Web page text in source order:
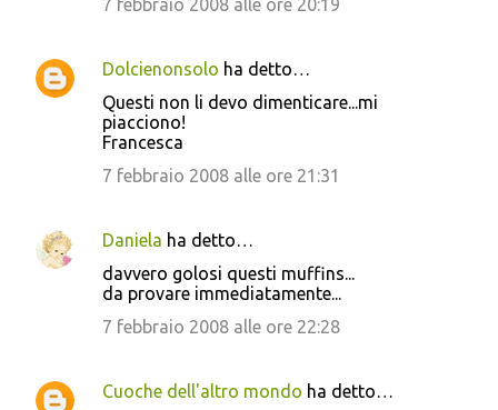
7 febbraio 2008 alle ore 20:19
Dolcienonsolo ha detto…
Questi non li devo dimenticare...mi
piacciono!
Francesca
7 febbraio 2008 alle ore 21:31
Daniela ha detto…
davvero golosi questi muffins...
da provare immediatamente...
7 febbraio 2008 alle ore 22:28
Cuoche dell'altro mondo ha detto…